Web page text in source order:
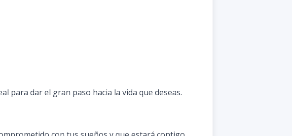
para dar el gran paso hacia la vida que deseas.